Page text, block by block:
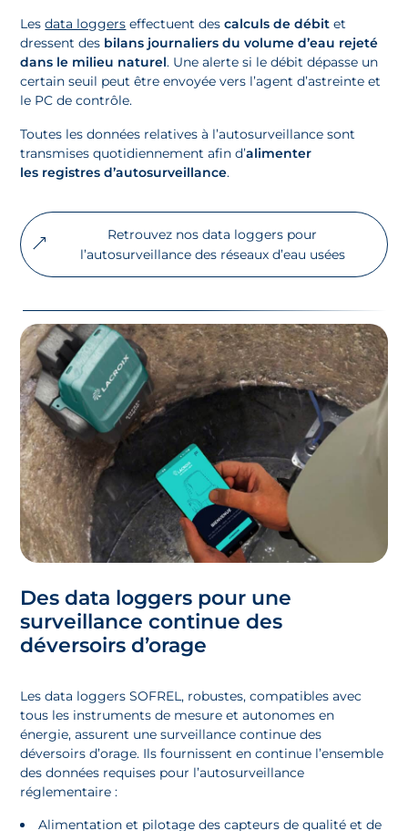
Lesdata loggers effectuent descalculs de débitet
dressent des bilans journaliers du volume d’eau rejeté
dans le milieu naturel. Une alerte si le débit dépasse un
certain seuil peut être envoyée vers l’agent d’astreinte et
le PC de contrôle.
Toutes les données relatives à l’autosurveillance sont
transmises quotidiennement afin d’alimenter
les registres d’autosurveillance.
Retrouvez nos data loggers pour
l’autosurveillance des réseaux d’eau usées
Des data loggers pour une
surveillance continue des
déversoirs d’orage
Les data loggers SOFREL, robustes, compatibles avec
tous les instruments de mesure et autonomes en
énergie, assurent une surveillance continue des
déversoirs d’orage. Ils fournissent en continue l’ensemble
des données requises pour l’autosurveillance
réglementaire :
Alimentation et pilotage des capteurs de qualité et de